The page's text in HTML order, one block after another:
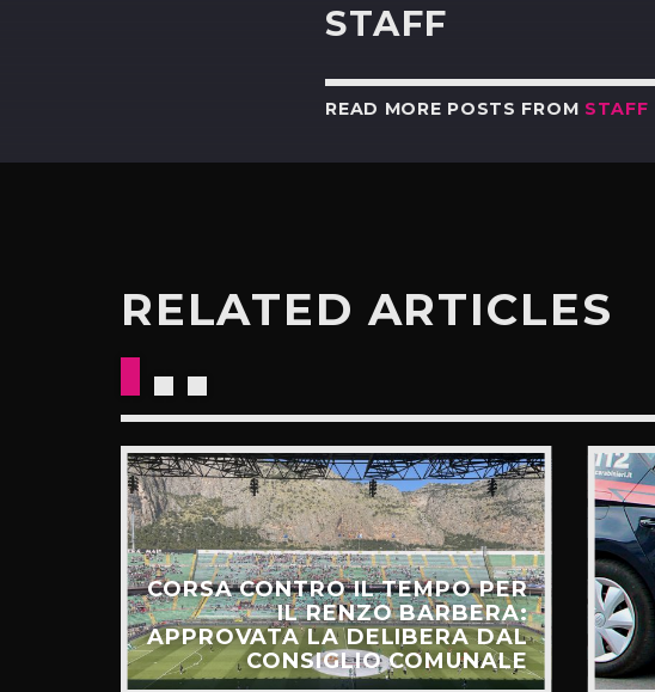
STAFF
READ MORE POSTS FROM STAFF
RELATED ARTICLES
CORSA CONTRO IL TEMPO PER
IL RENZO BARBERA:
APPROVATA LA DELIBERA DAL
CONSIGLIO COMUNALE